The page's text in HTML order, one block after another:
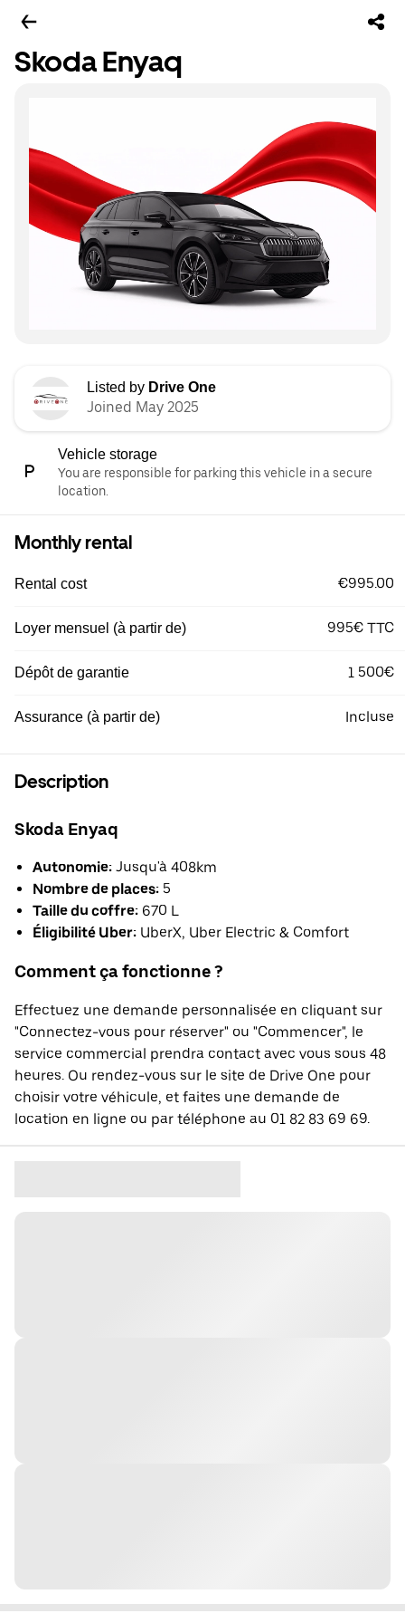
Skoda Enyaq
Listed by Drive One
Joined May 2025
Vehicle storage
You are responsible for parking this vehicle in a secure
location.
Monthly rental
Rental cost €995.00
Loyer mensuel (à partir de) 995€ TTC
Dépôt de garantie 1 500€
Assurance (à partir de) Incluse
Description
Skoda Enyaq
Autonomie: Jusqu'à 408km
Nombre de places: 5
Taille du coffre: 670 L
Éligibilité Uber: UberX, Uber Electric & Comfort
Comment ça fonctionne ?
Effectuez une demande personnalisée en cliquant sur
"Connectez-vous pour réserver" ou "Commencer", le
service commercial prendra contact avec vous sous 48
heures. Ou rendez-vous sur le site de Drive One pour
choisir votre véhicule, et faites une demande de
location en ligne ou par téléphone au 01 82 83 69 69.